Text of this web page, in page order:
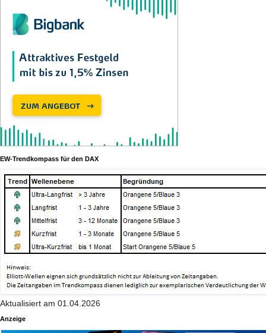
EW-Trendkompass für den DAX
Aktualisiert am 01.04.2026
Anzeige